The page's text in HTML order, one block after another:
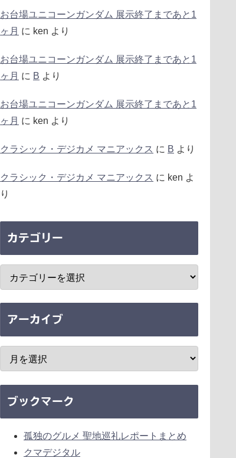
お台場ユニコーンガンダム 展示終了まであと1
ヶ月 に ken より
お台場ユニコーンガンダム 展示終了まであと1
ヶ月 に B より
お台場ユニコーンガンダム 展示終了まであと1
ヶ月 に ken より
クラシック・デジカメ マニアックス に B より
クラシック・デジカメ マニアックス に ken よ
り
カテゴリー
アーカイブ
ブックマーク
孤独のグルメ 聖地巡礼レポートまとめ
クマデジタル